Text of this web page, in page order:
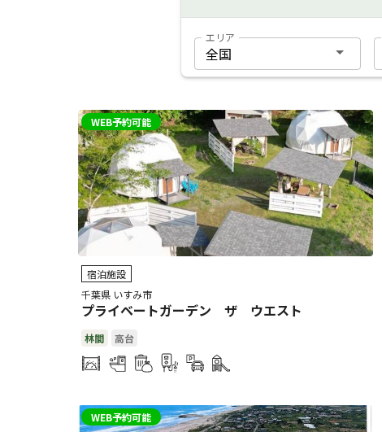
エリア
WEB予約可能
宿泊施設
千葉県 いすみ市
プライベートガーデン ザ ウエスト
林間 高台
WEB予約可能